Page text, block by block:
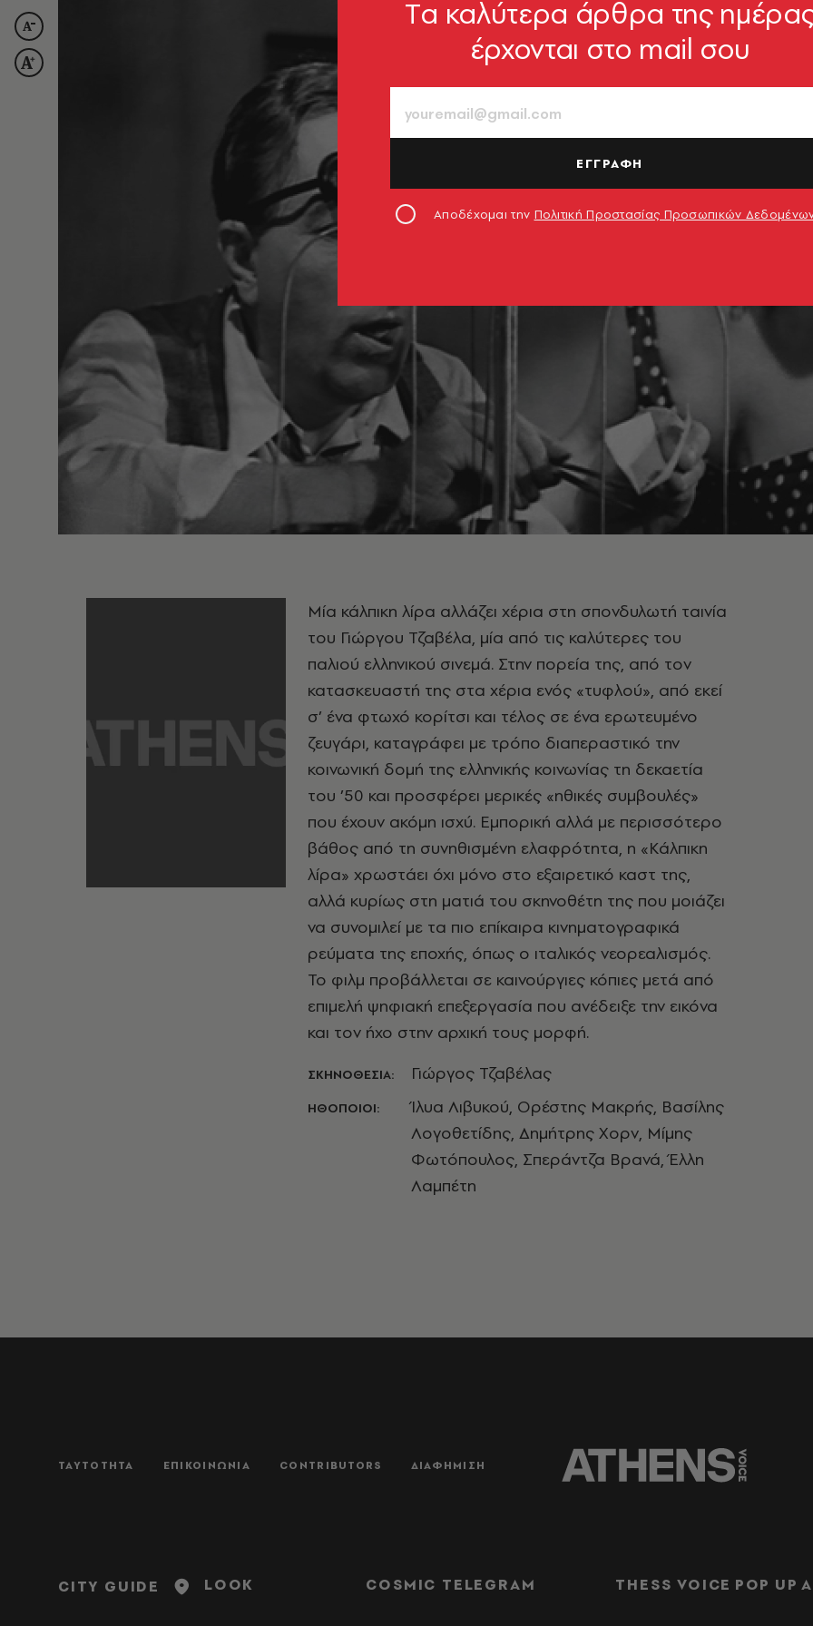
Μία κάλπικη λίρα αλλάζει χέρια στη σπονδυλωτή ταινία
του Γιώργου Τζαβέλα, μία από τις καλύτερες του
παλιού ελληνικού σινεμά. Στην πορεία της, από τον
κατασκευαστή της στα χέρια ενός «τυφλού», από εκεί
σ’ ένα φτωχό κορίτσι και τέλος σε ένα ερωτευμένο
ζευγάρι, καταγράφει με τρόπο διαπεραστικό την
κοινωνική δομή της ελληνικής κοινωνίας τη δεκαετία
του ’50 και προσφέρει μερικές «ηθικές συμβουλές»
που έχουν ακόμη ισχύ. Εμπορική αλλά με περισσότερο
βάθος από τη συνηθισμένη ελαφρότητα, η «Κάλπικη
λίρα» χρωστάει όχι μόνο στο εξαιρετικό καστ της,
αλλά κυρίως στη ματιά του σκηνοθέτη της που μοιάζει
να συνομιλεί με τα πιο επίκαιρα κινηματογραφικά
ρεύματα της εποχής, όπως ο ιταλικός νεορεαλισμός.
Το φιλμ προβάλλεται σε καινούργιες κόπιες μετά από
επιμελή ψηφιακή επεξεργασία που ανέδειξε την εικόνα
και τον ήχο στην αρχική τους μορφή.
ΣΚΗΝΟΘΕΣΙΑ: Γιώργος Τζαβέλας
ΗΘΟΠΟΙΟΙ:
Ίλυα Λιβυκού, Ορέστης Μακρής, Βασίλης
Λογοθετίδης, Δημήτρης Χορν, Μίμης
Φωτόπουλος, Σπεράντζα Βρανά, Έλλη
Λαμπέτη
ΤΑΥΤΟΤΗΤΑ ΕΠΙΚΟΙΝΩΝΙΑ CONTRIBUTORS ΔΙΑΦΗΜΙΣΗ
CITY GUIDE LOOK COSMIC TELEGRAM THESS VOICE POP UP
Tα καλύτερα άρθρα της
έρχονται στο mail σου
ΕΓΓΡΑΦΗ
Αποδέχομαι την Πολιτική Προστασίας Προσωπικών